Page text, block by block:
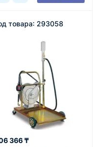
товара: 293058
366 ₸